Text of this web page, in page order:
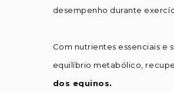
desempenho durante
Com nutrientes essenciais
equilíbrio metabólico,
dos equinos.